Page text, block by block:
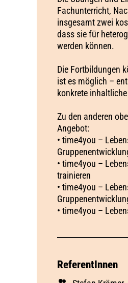
Fachunterricht,
insgesamt zwei
dass sie für
werden können.
Die Fortbildungen
ist es möglich –
konkrete
Zu den anderen
Angebot:
• time4you –
• time4you –
trainieren
• time4you –
• time4you –
ReferentInnen